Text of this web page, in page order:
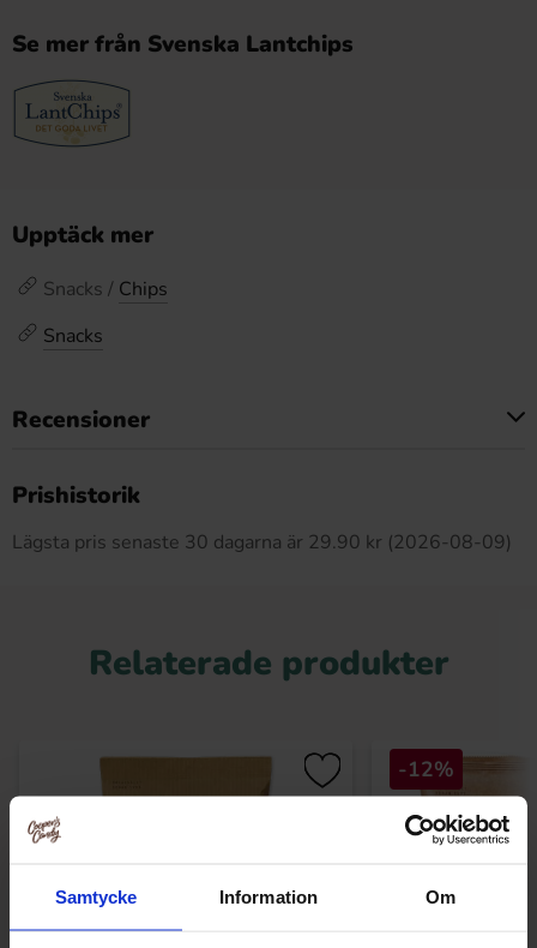
Samtycke Information Om
Se mer från Svenska Lantchips
Upptäck mer
Snacks / Chips
Snacks
Recensioner
Prishistorik
Lägsta pris senaste 30 dagarna är 29.90 kr (2026-08-09)
Relaterade produkter
-12%